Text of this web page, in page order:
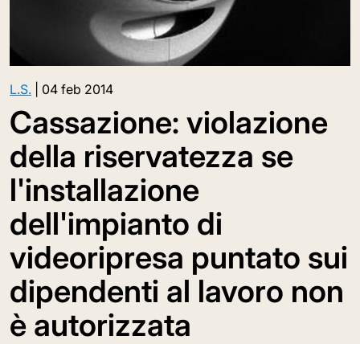
L.S. 04 feb 2014
Cassazione: violazione
della riservatezza se
l'installazione
dell'impianto di
videoripresa puntato sui
dipendenti al lavoro non
è autorizzata